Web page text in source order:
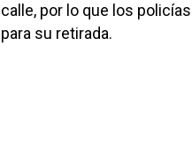
calle, por lo que los
para su retirada.